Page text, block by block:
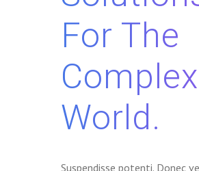
For The
Complex
World.
Suspendisse potenti. Donec